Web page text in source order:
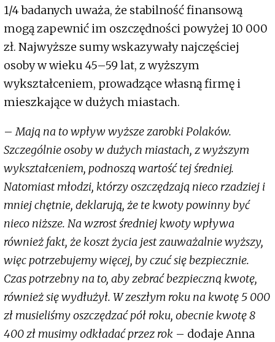
1/4 badanych uważa, że stabilność finansową
mogą zapewnić im oszczędności powyżej 10 000
zł. Najwyższe sumy wskazywały najczęściej
osoby w wieku 45–59 lat, z wyższym
wykształceniem, prowadzące własną firmę i
mieszkające w dużych miastach.
–Mają na to wpływ wyższe zarobki Polaków.
Szczególnie osoby w dużych miastach, z wyższym
wykształceniem, podnoszą wartość tej średniej.
Natomiast młodzi, którzy oszczędzają nieco rzadziej i
mniej chętnie, deklarują, że te kwoty powinny być
nieco niższe. Na wzrost średniej kwoty wpływa
również fakt, że koszt życia jest zauważalnie wyższy,
więc potrzebujemy więcej, by czuć się bezpiecznie.
Czas potrzebny na to, aby zebrać bezpieczną kwotę,
również się wydłużył. W zeszłym roku na kwotę 5 000
zł musieliśmy oszczędzać pół roku, obecnie kwotę 8
400 zł musimy odkładać przez rok – dodaje Anna